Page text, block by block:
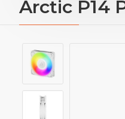
Arctic P14